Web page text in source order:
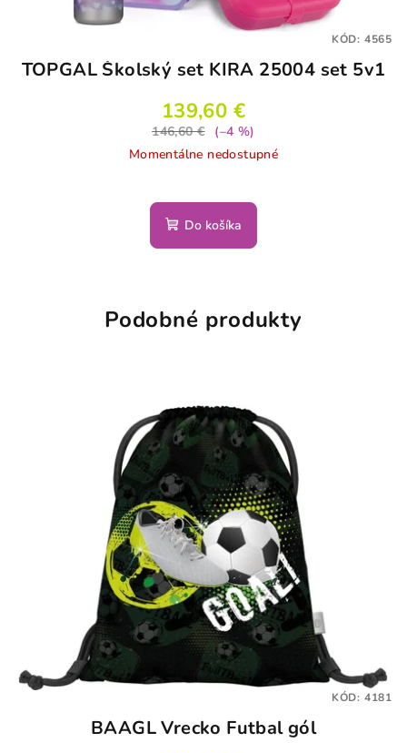
TOPGAL Školský set KIRA 25004 set 5v1
139,60 €
146,60 €
(–4 %)
Momentálne nedostupné
Do košíka
KÓD: 4565
Podobné produkty
BAAGL Vrecko Futbal gól
KÓD: 4181